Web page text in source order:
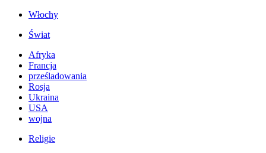
Włochy
Świat
Afryka
Francja
prześladowania
Rosja
Ukraina
USA
wojna
Religie